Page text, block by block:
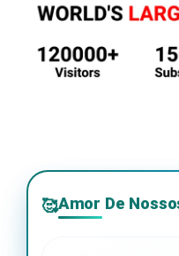
🥰Amor De